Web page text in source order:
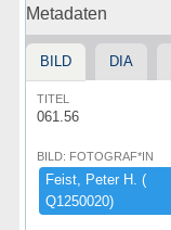
Metadaten
BILD DIA
TITEL
061.56
BILD: FOTOGRAF*IN
Feist,​ ​Peter ​H.​ ​(​
Q1250020)​